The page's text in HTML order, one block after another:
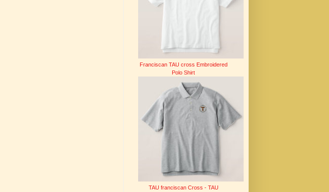
Franciscan TAU cross Embroidered
Polo Shirt
TAU franciscan Cross - TAU